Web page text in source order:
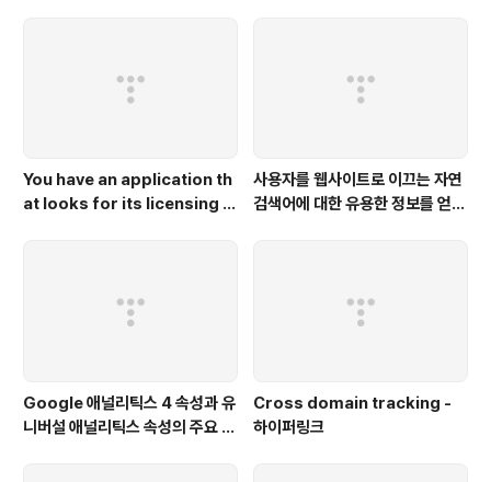
You have an application th
at looks for its licensing s
사용자를 웹사이트로 이끄는 자연
검색어에 대한 유용한 정보를 얻고
Google 애널리틱스 4 속성과 유
니버설 애널리틱스 속성의 주요 차
Cross domain tracking -
하이퍼링크